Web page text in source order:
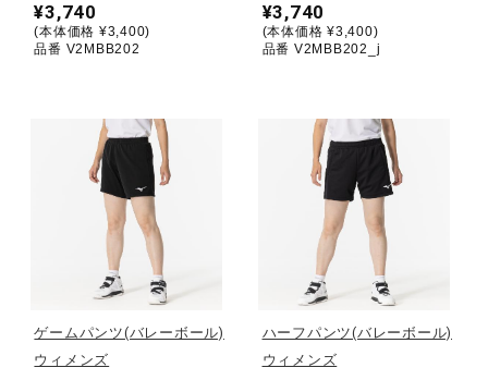
コラボ／ライセンス
セール
その他
サポート
直営店一覧
¥3,740
(本体価格 ¥3,400)
品番 V2MBB202
¥3,740
(本体価格 ¥3,400)
品番 V2MBB202_j
ゲームパンツ(バレーボール)
ウィメンズ
ハーフパンツ(バレーボール)
ウィメンズ